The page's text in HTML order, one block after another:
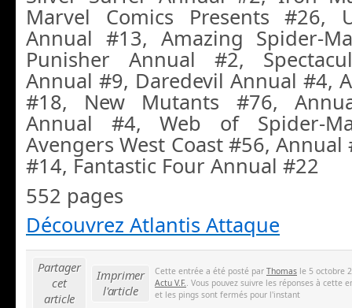
Marvel Comics Presents #26,
Annual #13, Amazing Spider-
Punisher Annual #2,
Annual #9, Daredevil Annual #4,
#18, New Mutants #76,
Annual #4, Web of Spider-
Avengers West Coast #56,
#14, Fantastic Four Annual #22
552 pages
Découvrez Atlantis Attaque
Partager
cet
article
Imprimer
l'article
Cette entrée a été posté par Thomas le 5 octobre
Actu V.F.. Vous pouvez suivre les réponses à cette
et les pings sont fermés pour l'instant